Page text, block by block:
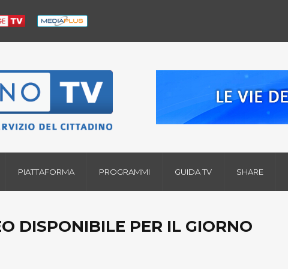
PIATTAFORMA PROGRAMMI GUIDA TV SHARE
DISPONIBILE PER IL GIORNO